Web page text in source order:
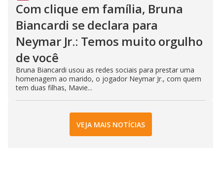
Com clique em família, Bruna
Biancardi se declara para
Neymar Jr.: Temos muito orgulho
de você
Bruna Biancardi usou as redes sociais para prestar uma
homenagem ao marido, o jogador Neymar Jr., com quem
tem duas filhas, Mavie...
VEJA MAIS NOTÍCIAS